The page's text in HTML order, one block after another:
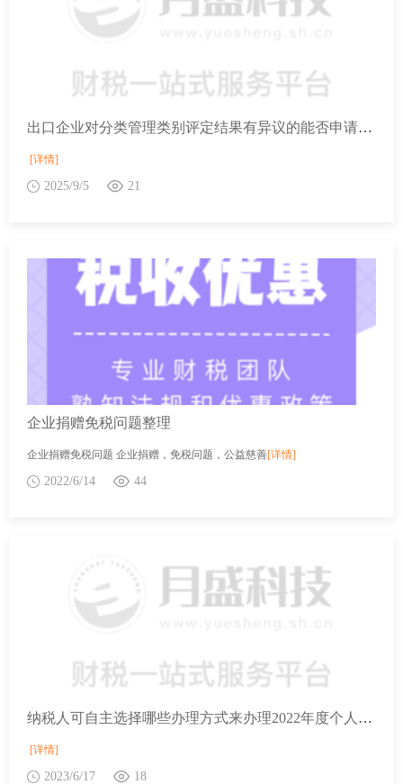
出口企业对分类管理类别评定结果有异议的能否申请复评？
[详情]
2025/9/5 21
企业捐赠免税问题整理
企业捐赠免税问题 企业捐赠，免税问题，公益慈善[详情]
2022/6/14 44
纳税人可自主选择哪些办理方式来办理2022年度个人所得税综合所得年度汇算？
[详情]
2023/6/17 18